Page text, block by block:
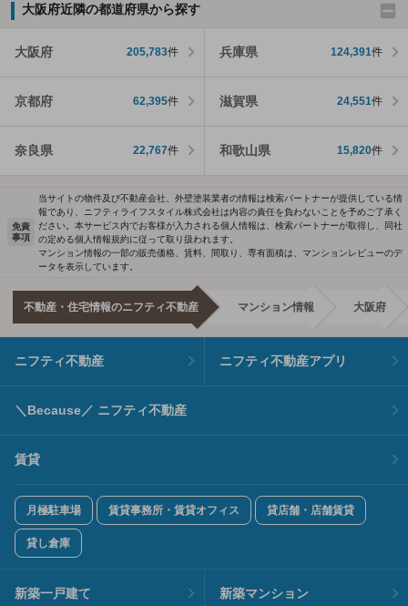
大阪府近隣の都道府県から探す
大阪府 205,783件 兵庫県 124,391件
京都府 62,395件 滋賀県 24,551件
奈良県 22,767件 和歌山県 15,820件
免責
事項
当サイトの物件及び不動産会社、外壁塗装業者の情報は検索パートナーが提供している情
報であり、ニフティライフスタイル株式会社は内容の責任を負わないことを予めご了承く
ださい。本サービス内でお客様が入力される個人情報は、検索パートナーが取得し、同社
の定める個人情報規約に従って取り扱われます。
マンション情報の一部の販売価格、賃料、間取り、専有面積は、マンションレビューのデ
ータを表示しています。
不動産・住宅情報のニフティ不動産 マンション情報 大阪府
ニフティ不動産 ニフティ不動産アプリ
＼Because／ ニフティ不動産
賃貸
月極駐車場 賃貸事務所・賃貸オフィス 貸店舗・店舗賃貸
貸し倉庫
新築一戸建て 新築マンション